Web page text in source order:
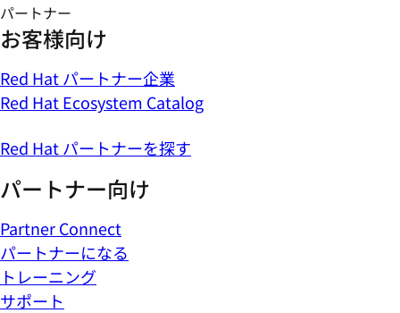
パートナー
お客様向け
Red Hat パートナー企業
Red Hat Ecosystem Catalog
Red Hat パートナーを探す
パートナー向け
Partner Connect
パートナーになる
トレーニング
サポート